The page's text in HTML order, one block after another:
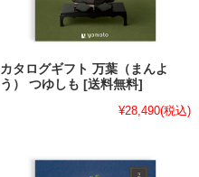
カタログギフト 万葉（まんよ
う） つゆしも [送料無料]
¥28,490(税込)